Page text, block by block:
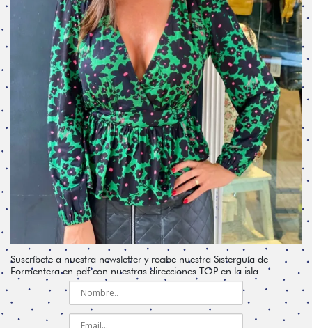
Suscríbete a nuestra newsletter y recibe nuestra Sisterguía de
Formentera en pdf con nuestras direcciones TOP en la isla